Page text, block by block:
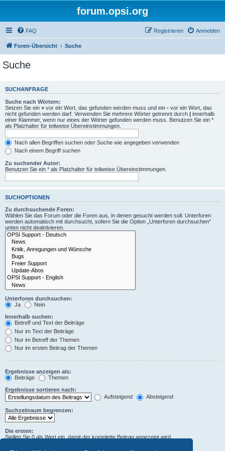
forum.opsi.org
FAQ Anmelden
Registrieren
Foren-Übersicht Suche
Suche
SUCHANFRAGE
Suche nach Wörtern:
Setzen Sie ein + vor ein Wort, das gefunden werden muss und ein - vor ein Wort, das
nicht gefunden werden darf. Verwenden Sie mehrere Wörter getrennt durch | innerhalb
einer Klammer, wenn nur eines der Wörter gefunden werden muss. Benutzen Sie ein *
als Platzhalter für teilweise Übereinstimmungen.
Nach allen Begriffen suchen oder Suche wie angegeben verwenden
Nach einem Begriff suchen
Zu suchender Autor:
Benutzen Sie ein * als Platzhalter für teilweise Übereinstimmungen.
SUCHOPTIONEN
Zu durchsuchende Foren:
Wählen Sie das Forum oder die Foren aus, in denen gesucht werden soll. Unterforen
werden automatisch mit durchsucht, sofern Sie die Option „Unterforen durchsuchen“
unten nicht deaktivieren.
Unterforen durchsuchen:
Ja
Nein
Innerhalb suchen:
Betreff und Text der Beiträge
Nur im Text der Beiträge
Nur im Betreff der Themen
Nur im ersten Beitrag der Themen
Ergebnisse anzeigen als:
Beiträge
Themen
Ergebnisse sortieren nach:
Aufsteigend
Absteigend
Suchzeitraum begrenzen:
Die ersten:
Stellen Sie 0 als Wert ein, damit der komplette Beitrag angezeigt wird.